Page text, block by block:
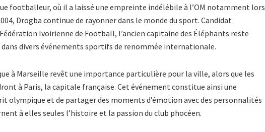
footballeur, où il a laissé une empreinte indélébile à l’OM notamment lors
Drogba continue de rayonner dans le monde du sport. Candidat
Ivoirienne de Football, l’ancien capitaine des Éléphants reste
divers événements sportifs de renommée internationale.
à Marseille revêt une importance particulière pour la ville, alors que les
à Paris, la capitale française. Cet événement constitue ainsi une
olympique et de partager des moments d’émotion avec des personnalités
à elles seules l’histoire et la passion du club phocéen.